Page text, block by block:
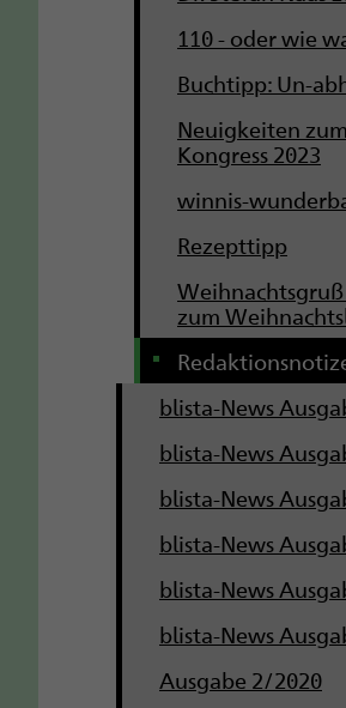
110 - oder wie
Buchtipp: Un-
Neuigkeiten
Kongress 2023
winnis-
Rezepttipp
zum
blista-News
blista-News
blista-News
blista-News
blista-News
blista-News
Ausgabe 2/2020